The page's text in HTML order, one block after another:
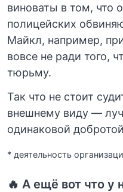
виноваты в том, что
полицейских
Майкл, например,
вовсе не ради того,
тюрьму.
Так что не стоит
внешнему виду —
одинаковой
* деятельность
🔥 А ещё вот что у